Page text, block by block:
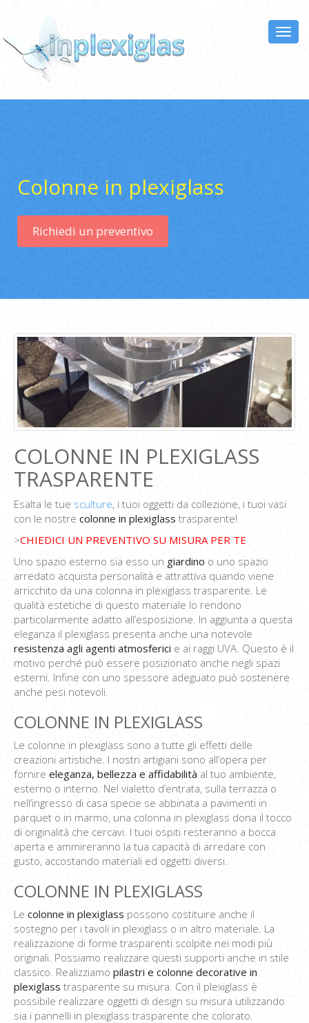
Colonne in plexiglass
Richiedi un preventivo
COLONNE IN PLEXIGLASS
TRASPARENTE
Esalta le tue sculture, i tuoi oggetti da collezione, i tuoi vasi
con le nostre colonne in plexiglass trasparente!
>CHIEDICI UN PREVENTIVO SU MISURA PER TE
Uno spazio esterno sia esso un giardino o uno spazio
arredato acquista personalità e attrattiva quando viene
arricchito da una colonna in plexiglass trasparente. Le
qualità estetiche di questo materiale lo rendono
particolarmente adatto all’esposizione. In aggiunta a questa
eleganza il plexiglass presenta anche una notevole
resistenza agli agenti atmosferici e ai raggi UVA. Questo è il
motivo perché può essere posizionato anche negli spazi
esterni. Infine con uno spessore adeguato può sostenere
anche pesi notevoli.
COLONNE IN PLEXIGLASS
Le colonne in plexiglass sono a tutte gli effetti delle
creazioni artistiche. I nostri artigiani sono all’opera per
fornire eleganza, bellezza e affidabilità al tuo ambiente,
esterno o interno. Nel vialetto d’entrata, sulla terrazza o
nell’ingresso di casa specie se abbinata a pavimenti in
parquet o in marmo, una colonna in plexiglass dona il tocco
di originalità che cercavi. I tuoi ospiti resteranno a bocca
aperta e ammireranno la tua capacità di arredare con
gusto, accostando materiali ed oggetti diversi.
COLONNE IN PLEXIGLASS
Le colonne in plexiglass possono costituire anche il
sostegno per i tavoli in plexiglass o in altro materiale. La
realizzazione di forme trasparenti scolpite nei modi più
originali. Possiamo realizzare questi supporti anche in stile
classico. Realizziamo pilastri e colonne decorative in
plexiglass trasparente su misura. Con il plexiglass è
possibile realizzare oggetti di design su misura utilizzando
sia i pannelli in plexiglass trasparente che colorato.